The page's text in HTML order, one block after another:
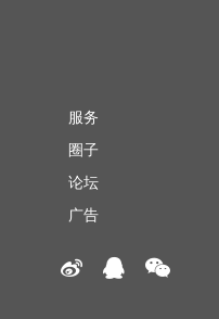
服务
圈子
论坛
广告